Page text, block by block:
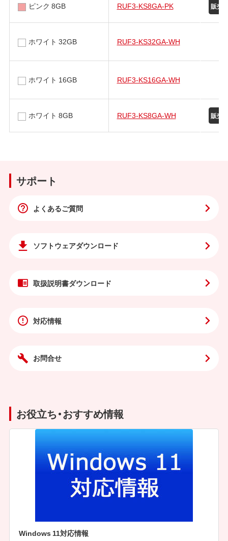
ピンク 8GB RUF3-KS8GA-PK
ホワイト 32GB RUF3-KS32GA-WH
ホワイト 16GB RUF3-KS16GA-WH
ホワイト 8GB RUF3-KS8GA-WH
サポート
よくあるご質問
ソフトウェアダウンロード
取扱説明書ダウンロード
対応情報
お問合せ
お役立ち・おすすめ情報
Windows 11対応情報